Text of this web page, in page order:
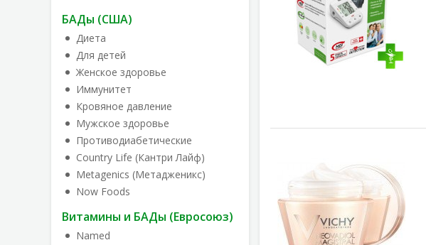
БАДы (США)
Диета
Для детей
Женское здоровье
Иммунитет
Кровяное давление
Мужское здоровье
Противодиабетические
Country Life (Кантри Лайф)
Metagenics (Метадженикс)
Now Foods
Витамины и БАДы (Евросоюз)
Named